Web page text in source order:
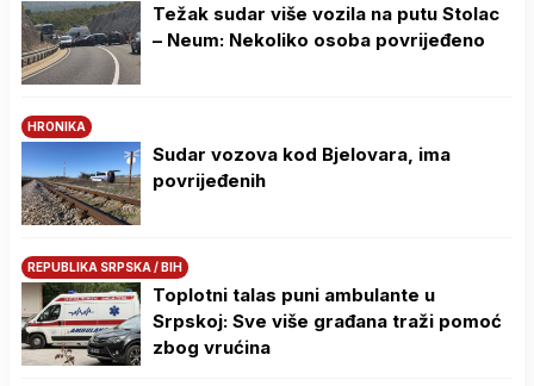
Težak sudar više vozila na putu Stolac
– Neum: Nekoliko osoba povrijeđeno
HRONIKA
Sudar vozova kod Bjelovara, ima
povrijeđenih
REPUBLIKA SRPSKA / BIH
Toplotni talas puni ambulante u
Srpskoj: Sve više građana traži pomoć
zbog vrućina